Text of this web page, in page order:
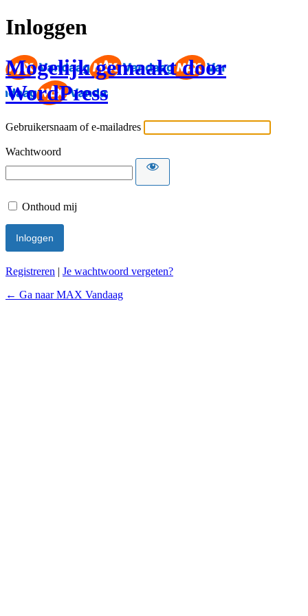
Inloggen
Mogelijk gemaakt door
WordPress
Gebruikersnaam of e-mailadres
Wachtwoord
Onthoud mij
Registreren | Je wachtwoord vergeten?
← Ga naar MAX Vandaag